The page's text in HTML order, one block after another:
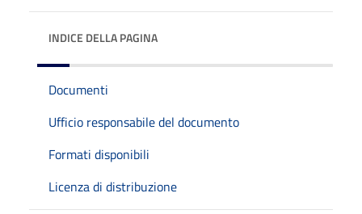
INDICE DELLA PAGINA
Documenti
Ufficio responsabile del documento
Formati disponibili
Licenza di distribuzione